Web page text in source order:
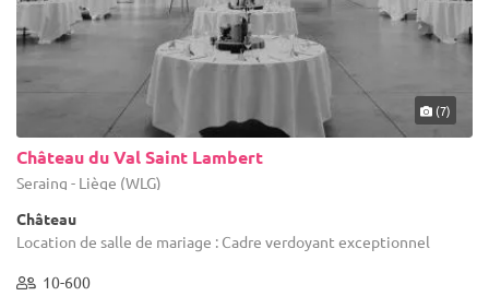
(7)
Château du Val Saint Lambert
Seraing - Liège (WLG)
Château
Location de salle de mariage : Cadre verdoyant exceptionnel
10-600